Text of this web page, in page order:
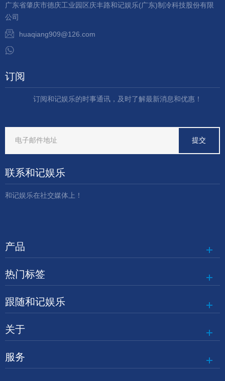
广东省肇庆市德庆工业园区庆丰路和记娱乐(广东)制冷科技股份有限
公司
huaqiang909@126.com
订阅
订阅和记娱乐的时事通讯，及时了解最新消息和优惠！
联系和记娱乐
和记娱乐在社交媒体上！
产品
热门标签
跟随和记娱乐
关于
服务